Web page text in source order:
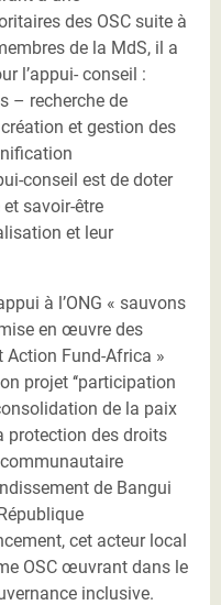
des OSC suite à
de la MdS, il a
l’appui- conseil :
– recherche de
et gestion des
conseil est de doter
savoir-être
et leur
à l’ONG « sauvons
en œuvre des
Action Fund-Africa »
projet ‘‘participation
de la paix
protection des droits
de Bangui
cet acteur local
OSC œuvrant dans le
inclusive.